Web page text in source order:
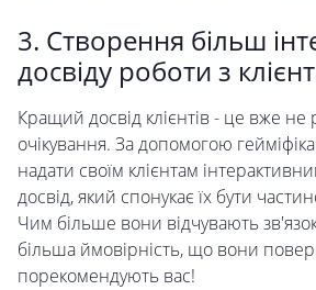
3. Створення більш
досвіду роботи з
Кращий досвід клієнтів - це вже не
очікування. За допомогою
надати своїм клієнтам
досвід, який спонукає їх бути
Чим більше вони відчувають
більша ймовірність, що вони
порекомендують вас!